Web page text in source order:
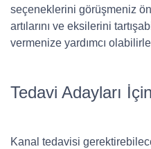
seçeneklerini görüşmeniz
artılarını ve eksilerini
vermenize yardımcı
Tedavi Adayları
Kanal tedavisi